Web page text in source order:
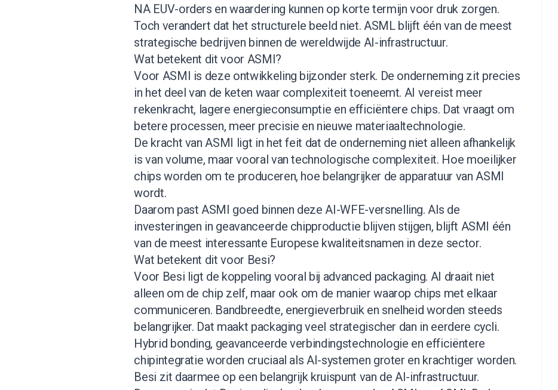
NA EUV-orders en waardering kunnen op korte termijn voor druk zorgen.
Toch verandert dat het structurele beeld niet. ASML blijft één van de meest
strategische bedrijven binnen de wereldwijde AI-infrastructuur.
Wat betekent dit voor ASMI?
Voor ASMI is deze ontwikkeling bijzonder sterk. De onderneming zit precies
in het deel van de keten waar complexiteit toeneemt. AI vereist meer
rekenkracht, lagere energieconsumptie en efficiëntere chips. Dat vraagt om
betere processen, meer precisie en nieuwe materiaaltechnologie.
De kracht van ASMI ligt in het feit dat de onderneming niet alleen afhankelijk
is van volume, maar vooral van technologische complexiteit. Hoe moeilijker
chips worden om te produceren, hoe belangrijker de apparatuur van ASMI
wordt.
Daarom past ASMI goed binnen deze AI-WFE-versnelling. Als de
investeringen in geavanceerde chipproductie blijven stijgen, blijft ASMI één
van de meest interessante Europese kwaliteitsnamen in deze sector.
Wat betekent dit voor Besi?
Voor Besi ligt de koppeling vooral bij advanced packaging. AI draait niet
alleen om de chip zelf, maar ook om de manier waarop chips met elkaar
communiceren. Bandbreedte, energieverbruik en snelheid worden steeds
belangrijker. Dat maakt packaging veel strategischer dan in eerdere cycli.
Hybrid bonding, geavanceerde verbindingstechnologie en efficiëntere
chipintegratie worden cruciaal als AI-systemen groter en krachtiger worden.
Besi zit daarmee op een belangrijk kruispunt van de AI-infrastructuur.